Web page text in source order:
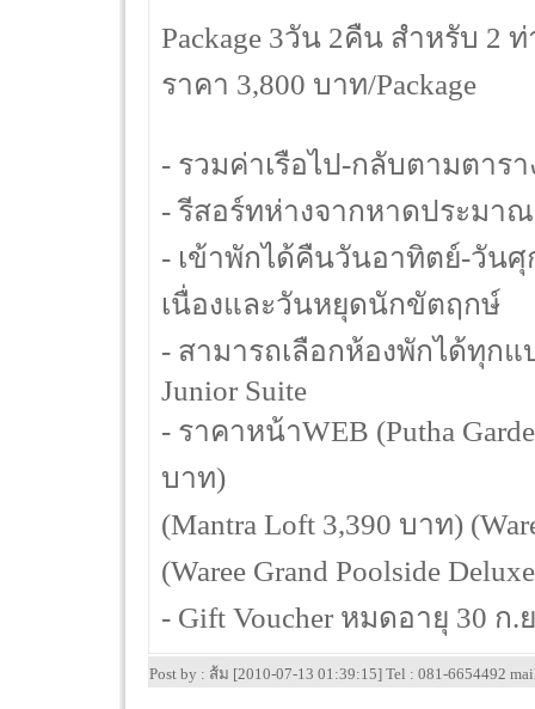
Package 3วัน 2คืน สำหรับ 2
ราคา 3,800 บาท/Package
- รวมค่าเรือไป-กลับตามตารา
- รีสอร์ทห่างจากหาดประมา
- เข้าพักได้คืนวันอาทิตย์-วัน
เนื่องและวันหยุดนักขัตฤกษ์
- สามารถเลือกห้องพักได้ทุกแ
Junior Suite
- ราคาหน้าWEB (Putha
บาท)
(Mantra Loft 3,390 บาท)
(Waree Grand Poolside
- Gift Voucher หมดอายุ 30 ก.
Post by : ส้ม [2010-07-13 01:39:15] Tel : 081-6654492